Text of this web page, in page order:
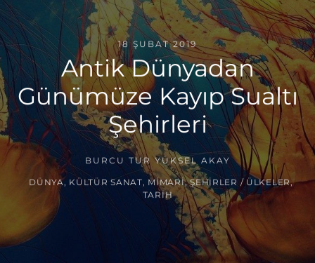
18 ŞUBAT 2019
Antik Dünyadan
Günümüze Kayıp Sualtı
Şehirleri
BURCU TUR YÜKSEL AKAY
DÜNYA, KÜLTÜR SANAT, MIMARI,ŞEHIRLER / ÜLKELER,
TARIH